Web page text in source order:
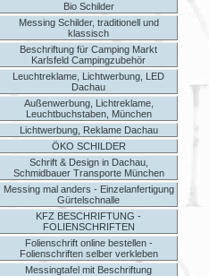
Bio Schilder
Messing Schilder, traditionell und
klassisch
Beschriftung für Camping Markt
Karlsfeld Campingzubehör
Leuchtreklame, Lichtwerbung, LED
Dachau
Außenwerbung, Lichtreklame,
Leuchtbuchstaben, München
Lichtwerbung, Reklame Dachau
ÖKO SCHILDER
Schrift & Design in Dachau,
Schmidbauer Transporte München
Messing mal anders - Einzelanfertigung
Gürtelschnalle
KFZ BESCHRIFTUNG -
FOLIENSCHRIFTEN
Folienschrift online bestellen -
Folienschriften selber verkleben
Messingtafel mit Beschriftung